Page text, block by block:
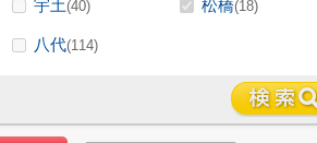
宇土(40) 松橋(18)
八代(114)